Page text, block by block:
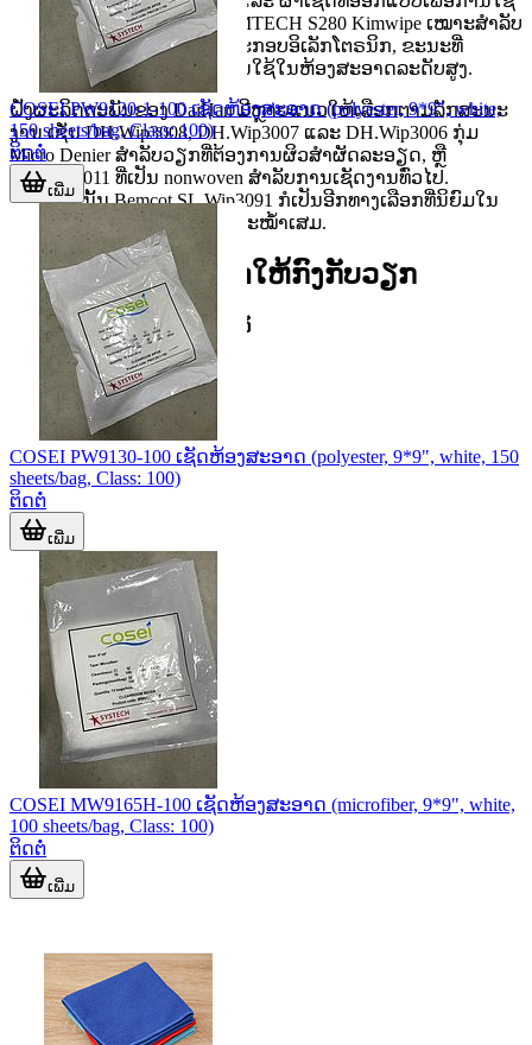
ງານສະເພາະ. ຕົວຢ່າງເຊັ່ນ KIMTECH S280 Kimwipe ເໝາະສໍາລັບ
ວຽກເຊັດອ່ອນລະມຸນໃນການປະກອບອິເລັກໂຕຣນິກ, ຂະນະທີ່
KIMTECH Y2.42131 ເນັ້ນການໃຊ້ໃນຫ້ອງສະອາດລະດັບສູງ.
ຝັ່ງຜະລິດຕະພັນຂອງ DaiHan ມີຫຼາຍແນວໃຫ້ເລືອກຕາມລັກສະນະ
ງານ ເຊັ່ນ DH.Wip3008, DH.Wip3007 ແລະ DH.Wip3006 ກຸ່ມ
Micro Denier ສໍາລັບວຽກທີ່ຕ້ອງການຜິວສຳຜັດລະອຽດ, ຫຼື
DH.Wip3011 ທີ່ເປັນ nonwoven ສໍາລັບການເຊັດງານທົ່ວໄປ.
ນອກຈາກນັ້ນ Bemcot SL.Wip3091 ກໍເປັນອີກທາງເລືອກທີ່ນິຍົມໃນ
ງານທີ່ຕ້ອງການຄວາມສະອາດສະໝໍ້າເສມ.
ເລືອກຜ້າເຊັດແນວໃດໃຫ້ກົງກັບວຽກ
ເກນພື້ນຖານທີ່ຄວນເບິ່ງກ່ອນຄື ລັ
COSEI PW9120-1-100 ເຊັດຫ້ອງສະອາດ (polyester, 9*9", white,
150 sheets/bag, Class: 100)
ຕິດຕໍ່
ເພີ່ມ
COSEI PW9130-100 ເຊັດຫ້ອງສະອາດ (polyester, 9*9", white, 150
sheets/bag, Class: 100)
ຕິດຕໍ່
ເພີ່ມ
COSEI MW9165H-100 ເຊັດຫ້ອງສະອາດ (microfiber, 9*9", white,
100 sheets/bag, Class: 100)
ຕິດຕໍ່
ເພີ່ມ